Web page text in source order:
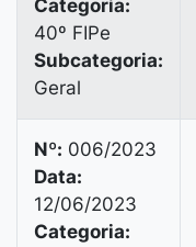
Categoria:
40º FIPe
Subcategoria:
Geral
Nº: 006/2023
Data:
12/06/2023
Categoria: